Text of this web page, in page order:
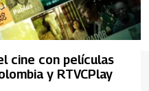
cine con películas
y RTVCPlay